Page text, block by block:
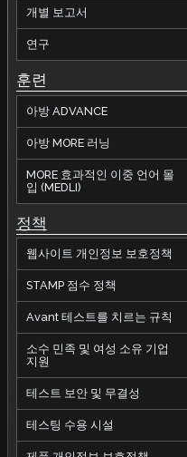
개별 보고서
연구
훈련
아방 ADVANCE
아방 MORE 러닝
MORE 효과적인 이중 언어 몰
입 (MEDLI)
정책
웹사이트 개인정보 보호정책
STAMP 점수 정책
Avant 테스트를 치르는 규칙
소수 민족 및 여성 소유 기업
지원
테스트 보안 및 무결성
테스팅 수용 시설